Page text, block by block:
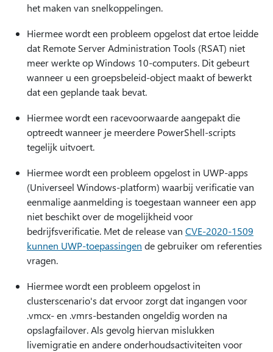
het maken van snelkoppelingen.
Hiermee wordt een probleem opgelost dat ertoe leidde
dat Remote Server Administration Tools (RSAT) niet
meer werkte op Windows 10-computers. Dit gebeurt
wanneer u een groepsbeleid-object maakt of bewerkt
dat een geplande taak bevat.
Hiermee wordt een racevoorwaarde aangepakt die
optreedt wanneer je meerdere PowerShell-scripts
tegelijk uitvoert.
Hiermee wordt een probleem opgelost in UWP-apps
(Universeel Windows-platform) waarbij verificatie van
eenmalige aanmelding is toegestaan wanneer een app
niet beschikt over de mogelijkheid voor
bedrijfsverificatie. Met de release van CVE-2020-1509
kunnen UWP-toepassingen de gebruiker om referenties
vragen.
Hiermee wordt een probleem opgelost in
clusterscenario's dat ervoor zorgt dat ingangen voor
.vmcx- en .vmrs-bestanden ongeldig worden na
opslagfailover. Als gevolg hiervan mislukken
livemigratie en andere onderhoudsactiviteiten voor